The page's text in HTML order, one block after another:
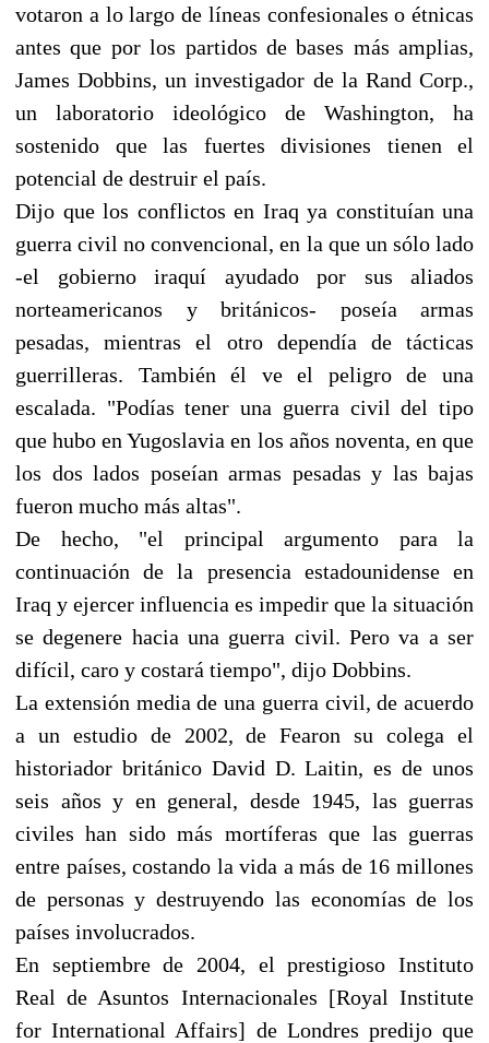
votaron a lo largo de líneas confesionales o étnicas
antes que por los partidos de bases más amplias,
James Dobbins, un investigador de la Rand Corp.,
un laboratorio ideológico de Washington, ha
sostenido que las fuertes divisiones tienen el
potencial de destruir el país.
Dijo que los conflictos en Iraq ya constituían una
guerra civil no convencional, en la que un sólo lado
-el gobierno iraquí ayudado por sus aliados
norteamericanos y británicos- poseía armas
pesadas, mientras el otro dependía de tácticas
guerrilleras. También él ve el peligro de una
escalada. "Podías tener una guerra civil del tipo
que hubo en Yugoslavia en los años noventa, en que
los dos lados poseían armas pesadas y las bajas
fueron mucho más altas".
De hecho, "el principal argumento para la
continuación de la presencia estadounidense en
Iraq y ejercer influencia es impedir que la situación
se degenere hacia una guerra civil. Pero va a ser
difícil, caro y costará tiempo", dijo Dobbins.
La extensión media de una guerra civil, de acuerdo
a un estudio de 2002, de Fearon su colega el
historiador británico David D. Laitin, es de unos
seis años y en general, desde 1945, las guerras
civiles han sido más mortíferas que las guerras
entre países, costando la vida a más de 16 millones
de personas y destruyendo las economías de los
países involucrados.
En septiembre de 2004, el prestigioso Instituto
Real de Asuntos Internacionales [Royal Institute
for International Affairs] de Londres predijo que